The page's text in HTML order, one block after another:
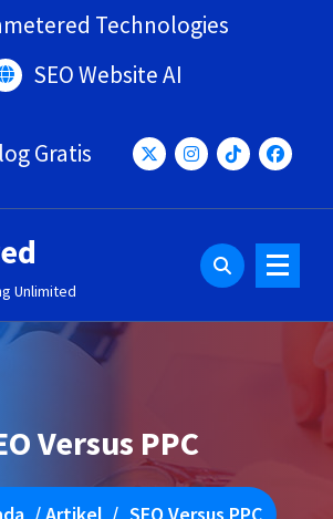
Technologies
SEO Website AI
Gratis
Unlimited
Versus PPC